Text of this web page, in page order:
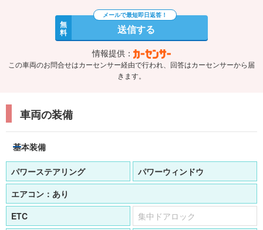
無
料 送信する
情報提供：
この車両のお問合せはカーセンサー経由で行われ、回答はカーセンサーから届
きます。
車両の装備
基本装備
パワーステアリング
パワーウィンドウ
エアコン： あり
ETC
集中ドアロック